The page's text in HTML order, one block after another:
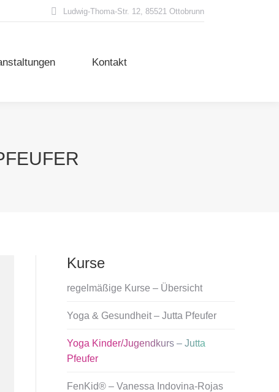
Ludwig-Thoma-Str. 12, 85521 Ottobrunn
Kontakt
Kurse
regelmäßige Kurse – Übersicht
Yoga & Gesundheit – Jutta Pfeufer
Yoga Kinder/Jugendkurs – Jutta
Pfeufer
FenKid® – Vanessa Indovina-Rojas